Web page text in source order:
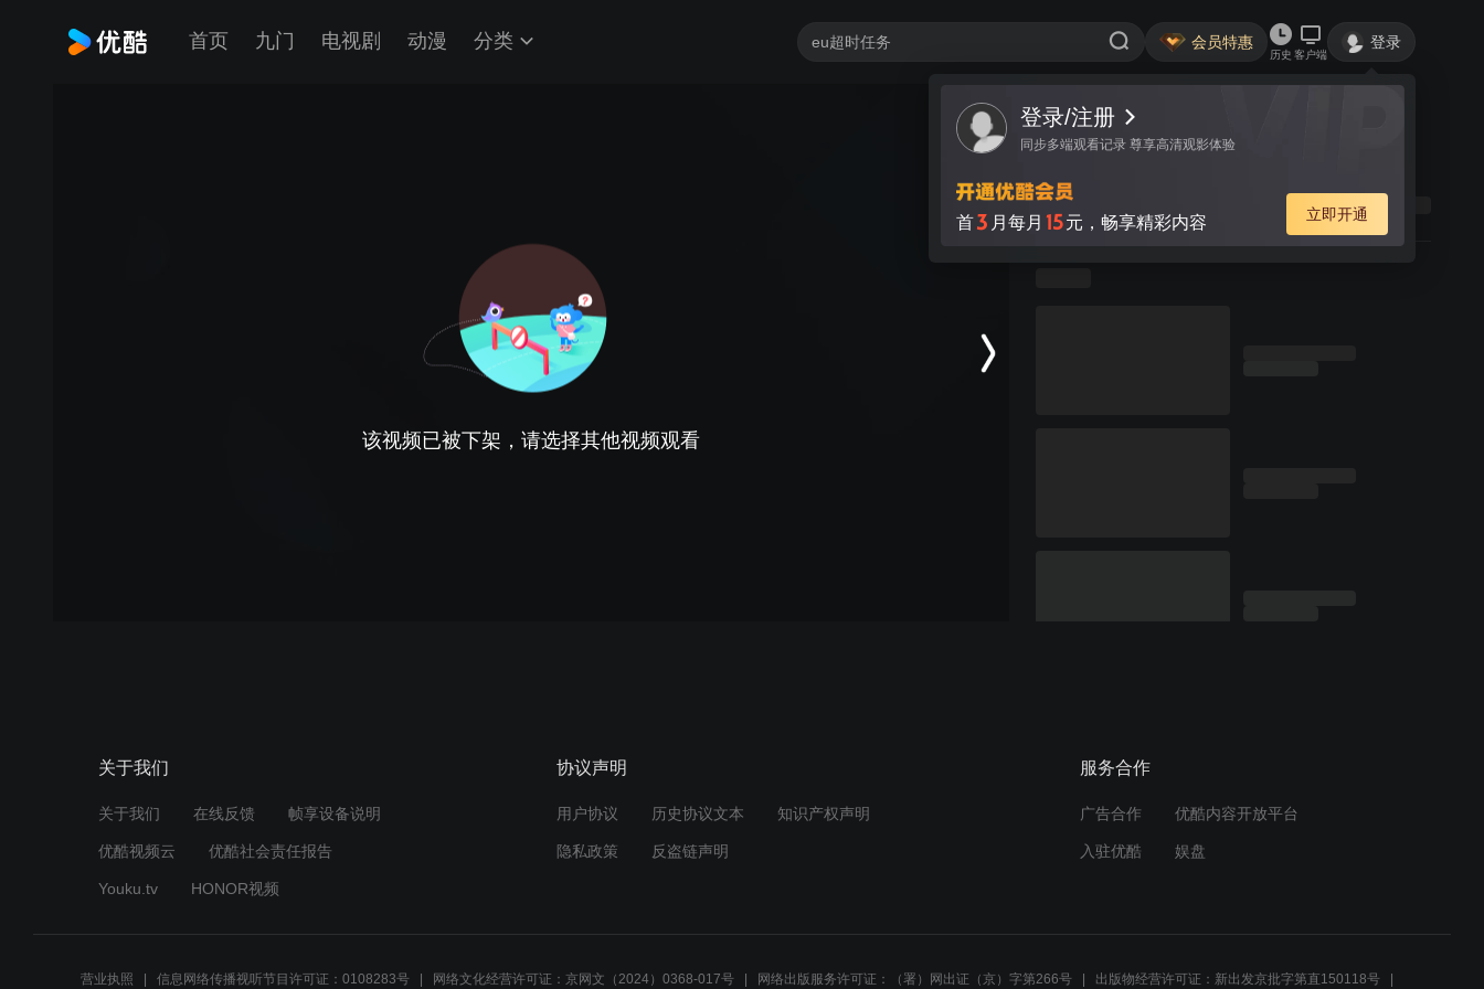
首页 九门 电视剧 动漫 分类 会员特惠
历史 客户端
登录
登录/注册
同步多端观看记录 尊享高清观影体验
首3 月每月 15元，畅享精彩内容 立即开通
该视频已被下架，请选择其他视频观看
关于我们
关于我们 在线反馈 帧享设备说明
优酷视频云 优酷社会责任报告
Youku.tv HONOR视频
协议声明
用户协议 历史协议文本 知识产权声明
隐私政策 反盗链声明
服务合作
广告合作 优酷内容开放平台
入驻优酷 娱盘
营业执照 信息网络传播视听节目许可证：0108283号 网络文化经营许可证：京网文（2024）0368-017号 网络出版服务许可证：（署）网出证（京）字第266号 出版物经营许可证：新出发京批字第直150118号